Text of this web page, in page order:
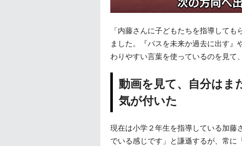
「内藤さんに子どもたちを指導して
ました。『パスを未来か過去に出す
わりやすい言葉を使っているのを見て
動画を見て、自分はま
気が付いた
現在は小学２年生を指導している加藤
でいる感じです」と謙遜するが、常に